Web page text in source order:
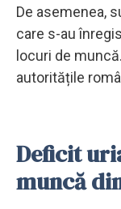
De asemenea,
care s-au
locuri de
autoritățile
Deficit
muncă